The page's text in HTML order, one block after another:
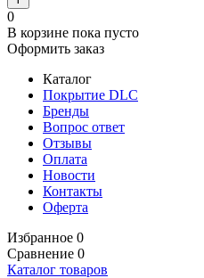
0
В корзине пока пусто
Оформить заказ
Каталог
Покрытие DLC
Бренды
Вопрос ответ
Отзывы
Оплата
Новости
Контакты
Оферта
Избранное 0
Сравнение 0
Каталог товаров